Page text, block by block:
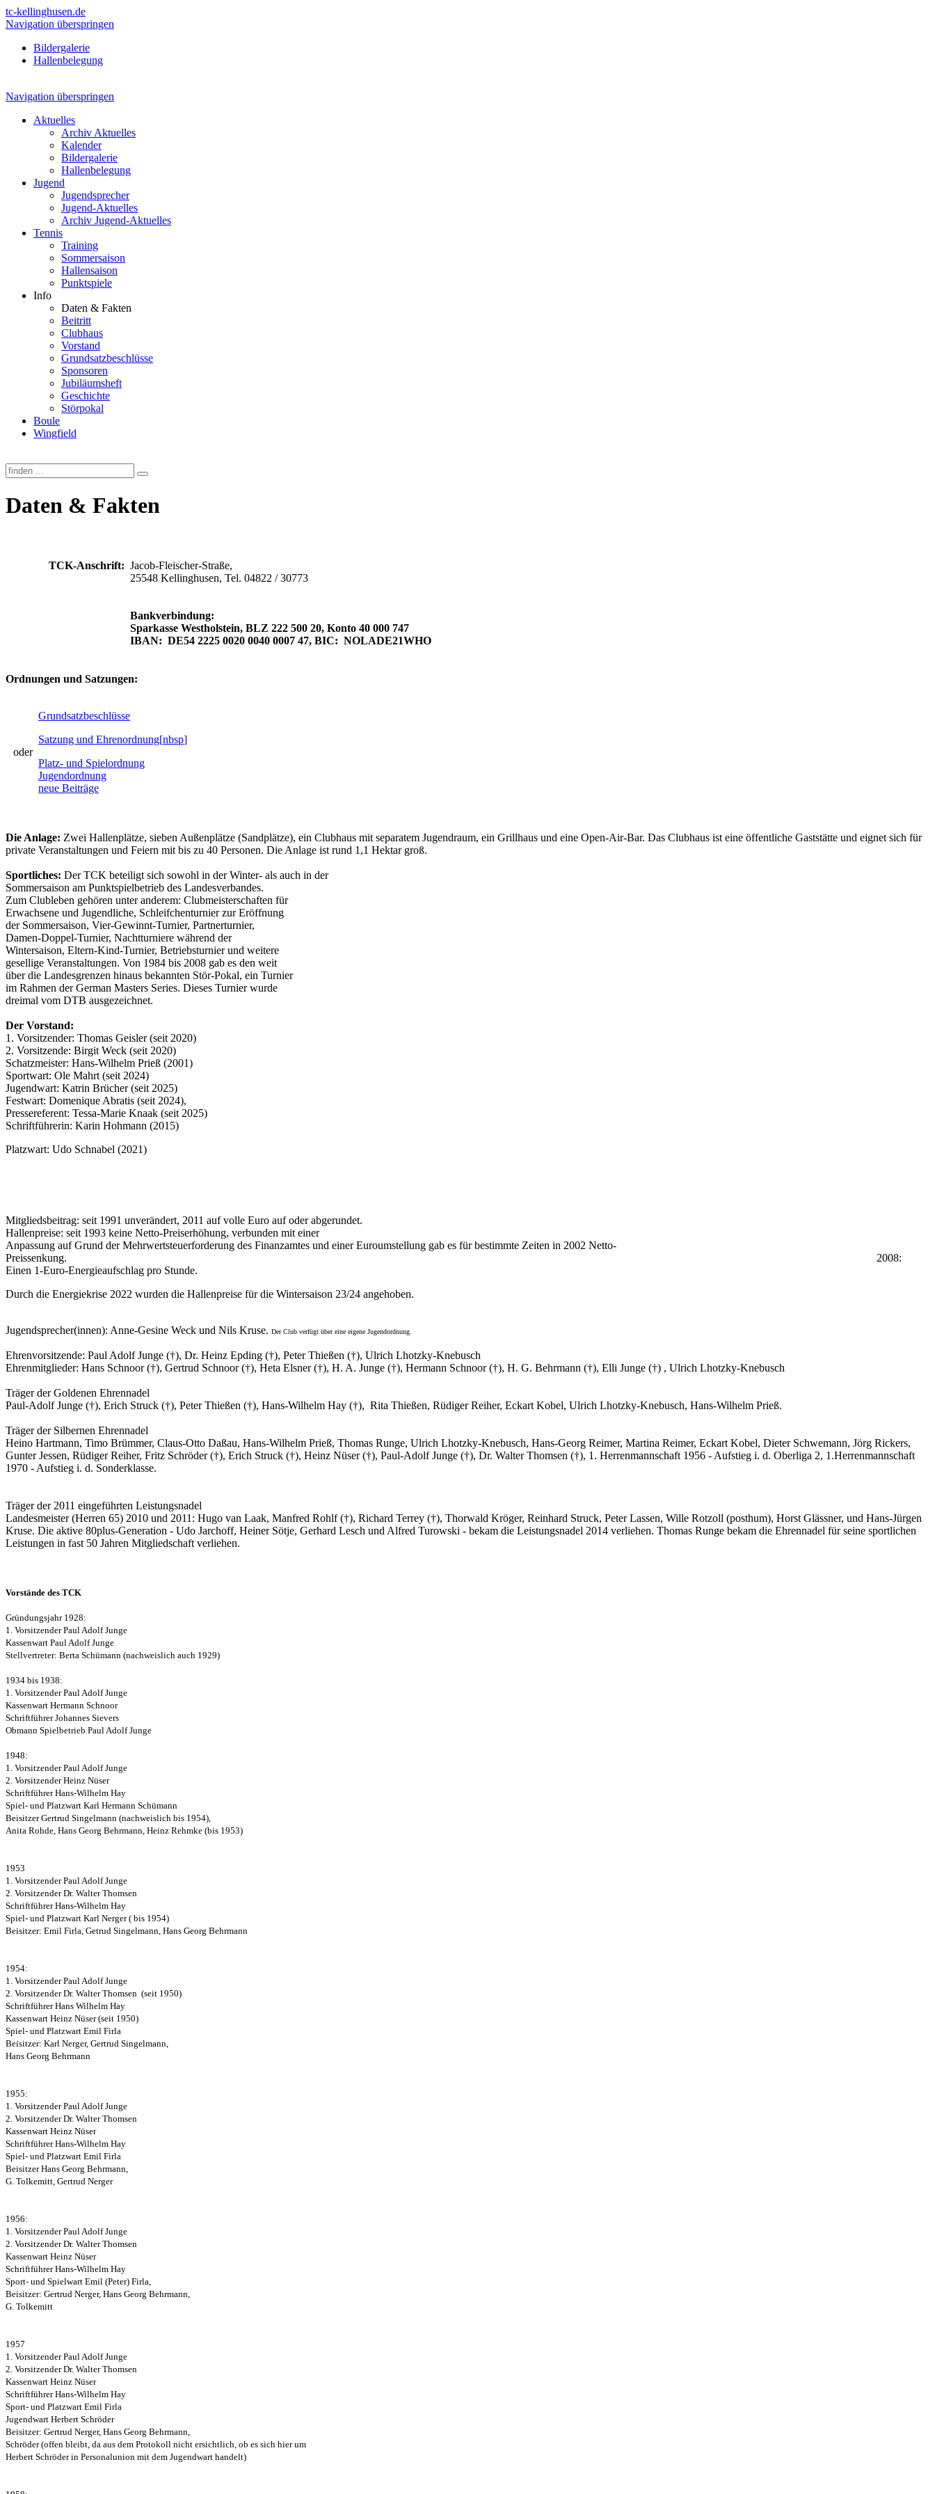
tc-kellinghusen.de
Navigation überspringen
Bildergalerie
Hallenbelegung
Navigation überspringen
Aktuelles
Archiv Aktuelles
Kalender
Bildergalerie
Hallenbelegung
Jugend
Jugendsprecher
Jugend-Aktuelles
Archiv Jugend-Aktuelles
Tennis
Training
Sommersaison
Hallensaison
Punktspiele
Info
Daten & Fakten
Beitritt
Clubhaus
Vorstand
Grundsatzbeschlüsse
Sponsoren
Jubiläumsheft
Geschichte
Störpokal
Boule
Wingfield
Daten & Fakten
TCK-Anschrift: Jacob-Fleischer-Straße,
25548 Kellinghusen, Tel. 04822 / 30773
Bankverbindung:
Sparkasse Westholstein, BLZ 222 500 20, Konto 40 000 747
IBAN: DE54 2225 0020 0040 0007 47, BIC: NOLADE21WHO
Ordnungen und Satzungen:
oder
Grundsatzbeschlüsse
Satzung und Ehrenordnung[nbsp]
Platz- und Spielordnung
Jugendordnung
neue Beiträge
Die Anlage: Zwei Hallenplätze, sieben Außenplätze (Sandplätze), ein Clubhaus mit separatem Jugendraum, ein Grillhaus und eine Open-Air-Bar. Das Clubhaus ist eine öffentliche Gaststätte und eignet sich für
private Veranstaltungen und Feiern mit bis zu 40 Personen. Die Anlage ist rund 1,1 Hektar groß.
Sportliches: Der TCK beteiligt sich sowohl in der Winter- als auch in der
Sommersaison am Punktspielbetrieb des Landesverbandes.
Zum Clubleben gehören unter anderem: Clubmeisterschaften für
Erwachsene und Jugendliche, Schleifchenturnier zur Eröffnung
der Sommersaison, Vier-Gewinnt-Turnier, Partnerturnier,
Damen-Doppel-Turnier, Nachtturniere während der
Wintersaison, Eltern-Kind-Turnier, Betriebsturnier und weitere
gesellige Veranstaltungen. Von 1984 bis 2008 gab es den weit
über die Landesgrenzen hinaus bekannten Stör-Pokal, ein Turnier
im Rahmen der German Masters Series. Dieses Turnier wurde
dreimal vom DTB ausgezeichnet.
Der Vorstand:
1. Vorsitzender: Thomas Geisler (seit 2020)
2. Vorsitzende: Birgit Weck (seit 2020)
Schatzmeister: Hans-Wilhelm Prieß (2001)
Sportwart: Ole Mahrt (seit 2024)
Jugendwart: Katrin Brücher (seit 2025)
Festwart: Domenique Abratis (seit 2024),
Pressereferent: Tessa-Marie Knaak (seit 2025)
Schriftführerin: Karin Hohmann (2015)
Platzwart: Udo Schnabel (2021)
Mitgliedsbeitrag: seit 1991 unverändert, 2011 auf volle Euro auf oder abgerundet.
Hallenpreise: seit 1993 keine Netto-Preiserhöhung, verbunden mit einer
Anpassung auf Grund der Mehrwertsteuerforderung des Finanzamtes und einer Euroumstellung gab es für bestimmte Zeiten in 2002 Netto-
Preissenkung. 2008:
Einen 1-Euro-Energieaufschlag pro Stunde.
Durch die Energiekrise 2022 wurden die Hallenpreise für die Wintersaison 23/24 angehoben.
Jugendsprecher(innen): Anne-Gesine Weck und Nils Kruse. Der Club verfügt über eine eigene Jugendordnung.
Ehrenvorsitzende: Paul Adolf Junge (†), Dr. Heinz Epding (†), Peter Thießen (†), Ulrich Lhotzky-Knebusch
Ehrenmitglieder: Hans Schnoor (†), Gertrud Schnoor (†), Heta Elsner (†), H. A. Junge (†), Hermann Schnoor (†), H. G. Behrmann (†), Elli Junge (†) , Ulrich Lhotzky-Knebusch
Träger der Goldenen Ehrennadel
Paul-Adolf Junge (†), Erich Struck (†), Peter Thießen (†), Hans-Wilhelm Hay (†), Rita Thießen, Rüdiger Reiher, Eckart Kobel, Ulrich Lhotzky-Knebusch, Hans-Wilhelm Prieß.
Träger der Silbernen Ehrennadel
Heino Hartmann, Timo Brümmer, Claus-Otto Daßau, Hans-Wilhelm Prieß, Thomas Runge, Ulrich Lhotzky-Knebusch, Hans-Georg Reimer, Martina Reimer, Eckart Kobel, Dieter Schwemann, Jörg Rickers,
Gunter Jessen, Rüdiger Reiher, Fritz Schröder (†), Erich Struck (†), Heinz Nüser (†), Paul-Adolf Junge (†), Dr. Walter Thomsen (†), 1. Herrenmannschaft 1956 - Aufstieg i. d. Oberliga 2, 1.Herrenmannschaft
1970 - Aufstieg i. d. Sonderklasse.
Träger der 2011 eingeführten Leistungsnadel
Landesmeister (Herren 65) 2010 und 2011: Hugo van Laak, Manfred Rohlf (†), Richard Terrey (†), Thorwald Kröger, Reinhard Struck, Peter Lassen, Wille Rotzoll (posthum), Horst Glässner, und Hans-Jürgen
Kruse. Die aktive 80plus-Generation - Udo Jarchoff, Heiner Sötje, Gerhard Lesch und Alfred Turowski - bekam die Leistungsnadel 2014 verliehen. Thomas Runge bekam die Ehrennadel für seine sportlichen
Leistungen in fast 50 Jahren Mitgliedschaft verliehen.
Vorstände des TCK
Gründungsjahr 1928:
1. Vorsitzender Paul Adolf Junge
Kassenwart Paul Adolf Junge
Stellvertreter: Berta Schümann (nachweislich auch 1929)
1934 bis 1938:
1. Vorsitzender Paul Adolf Junge
Kassenwart Hermann Schnoor
Schriftführer Johannes Sievers
Obmann Spielbetrieb Paul Adolf Junge
1948:
1. Vorsitzender Paul Adolf Junge
2. Vorsitzender Heinz Nüser
Schriftführer Hans-Wilhelm Hay
Spiel- und Platzwart Karl Hermann Schümann
Beisitzer Gertrud Singelmann (nachweislich bis 1954),
Anita Rohde, Hans Georg Behrmann, Heinz Rehmke (bis 1953)
1953
1. Vorsitzender Paul Adolf Junge
2. Vorsitzender Dr. Walter Thomsen
Schriftführer Hans-Wilhelm Hay
Spiel- und Platzwart Karl Nerger ( bis 1954)
Beisitzer: Emil Firla, Getrud Singelmann, Hans Georg Behrmann
1954:
1. Vorsitzender Paul Adolf Junge
2. Vorsitzender Dr. Walter Thomsen (seit 1950)
Schriftführer Hans Wilhelm Hay
Kassenwart Heinz Nüser (seit 1950)
Spiel- und Platzwart Emil Firla
Beisitzer: Karl Nerger, Gertrud Singelmann,
Hans Georg Behrmann
1955:
1. Vorsitzender Paul Adolf Junge
2. Vorsitzender Dr. Walter Thomsen
Kassenwart Heinz Nüser
Schriftführer Hans-Wilhelm Hay
Spiel- und Platzwart Emil Firla
Beisitzer Hans Georg Behrmann,
G. Tolkemitt, Gertrud Nerger
1956:
1. Vorsitzender Paul Adolf Junge
2. Vorsitzender Dr. Walter Thomsen
Kassenwart Heinz Nüser
Schriftführer Hans-Wilhelm Hay
Sport- und Spielwart Emil (Peter) Firla,
Beisitzer: Gertrud Nerger, Hans Georg Behrmann,
G. Tolkemitt
1957
1. Vorsitzender Paul Adolf Junge
2. Vorsitzender Dr. Walter Thomsen
Kassenwart Heinz Nüser
Schriftführer Hans-Wilhelm Hay
Sport- und Platzwart Emil Firla
Jugendwart Herbert Schröder
Beisitzer: Gertrud Nerger, Hans Georg Behrmann,
Schröder (offen bleibt, da aus dem Protokoll nicht ersichtlich, ob es sich hier um
Herbert Schröder in Personalunion mit dem Jugendwart handelt)